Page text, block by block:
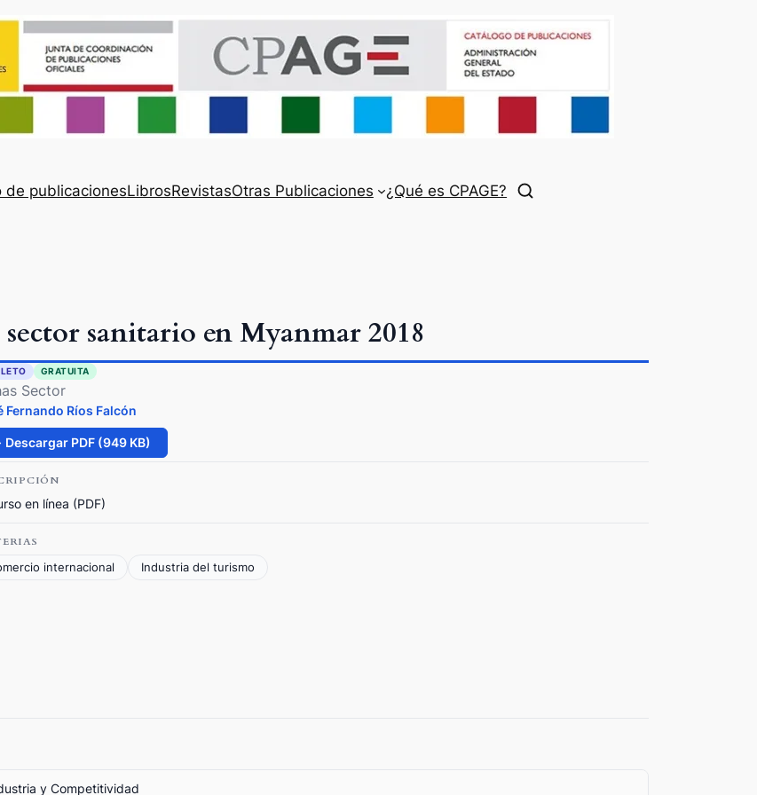
de publicacionesLibrosRevistasOtras Publicaciones ¿Qué es CPAGE?
sanitario en Myanmar 2018
GRATUITA
Sector
Fernando Ríos Falcón
Descargar PDF (949 KB)
en línea (PDF)
internacional
Industria del turismo
y Competitividad